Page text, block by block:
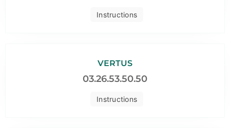
Instructions
Instructions
VERTUS
03.26.53.50.50